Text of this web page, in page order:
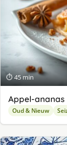
⏱ 45 min
Appel-
Oud & Nieuw